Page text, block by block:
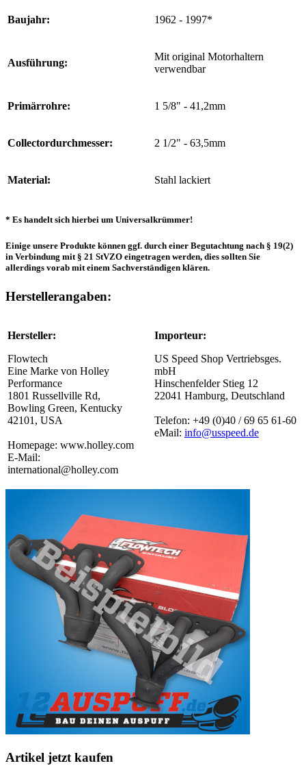
Baujahr: 1962 - 1997*
Ausführung:
Mit original Motorhaltern
verwendbar
Primärrohre: 1 5/8" - 41,2mm
Collectordurchmesser: 2 1/2" - 63,5mm
Material: Stahl lackiert
* Es handelt sich hierbei um Universalkrümmer!
Einige unsere Produkte können ggf. durch einer Begutachtung nach § 19(2)
in Verbindung mit § 21 StVZO eingetragen werden, dies sollten Sie
allerdings vorab mit einem Sachverständigen klären.
Herstellerangaben:
Hersteller:
Flowtech
Eine Marke von Holley
Performance
1801 Russellville Rd,
Bowling Green, Kentucky
42101, USA
Homepage: www.holley.com
E-Mail:
international@holley.com
Importeur:
US Speed Shop Vertriebsges.
mbH
Hinschenfelder Stieg 12
22041 Hamburg, Deutschland
Telefon: +49 (0)40 / 69 65 61-60
eMail: info@usspeed.de
Artikel jetzt kaufen